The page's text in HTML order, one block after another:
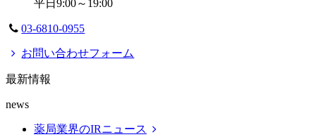
平日9:00～19:00
03-6810-0955
お問い合わせフォーム
最新情報
news
薬局業界のIRニュース